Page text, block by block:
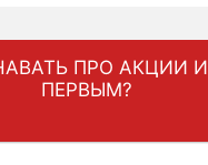
ПРО АКЦИИ
ПЕРВЫМ?